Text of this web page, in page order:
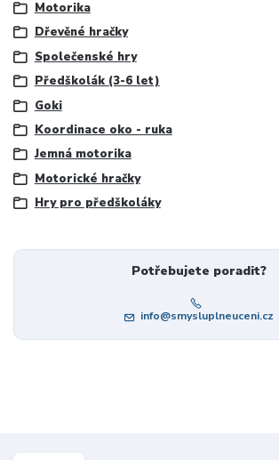
Motorika
Dřevěné hračky
Společenské hry
Předškolák (3-6 let)
Goki
Koordinace oko - ruka
Jemná motorika
Motorické hračky
Hry pro předškoláky
Potřebujete poradit?
info@smysluplneuceni.cz